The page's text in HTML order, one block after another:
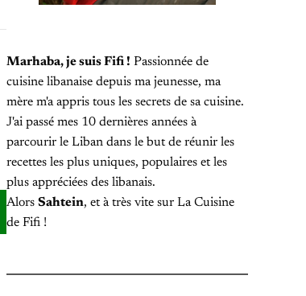
Marhaba, je suis Fifi ! Passionnée de
cuisine libanaise depuis ma jeunesse, ma
mère m'a appris tous les secrets de sa cuisine.
J'ai passé mes 10 dernières années à
parcourir le Liban dans le but de réunir les
recettes les plus uniques, populaires et les
plus appréciées des libanais.
Alors Sahtein, et à très vite sur La Cuisine
de Fifi !